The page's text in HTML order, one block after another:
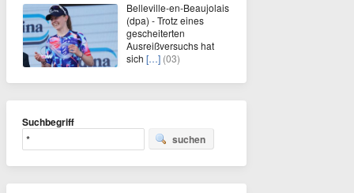
Belleville-en-Beaujolais
(dpa) - Trotz eines
gescheiterten
Ausreißversuchs hat
sich […] (03)
Suchbegriff
suchen